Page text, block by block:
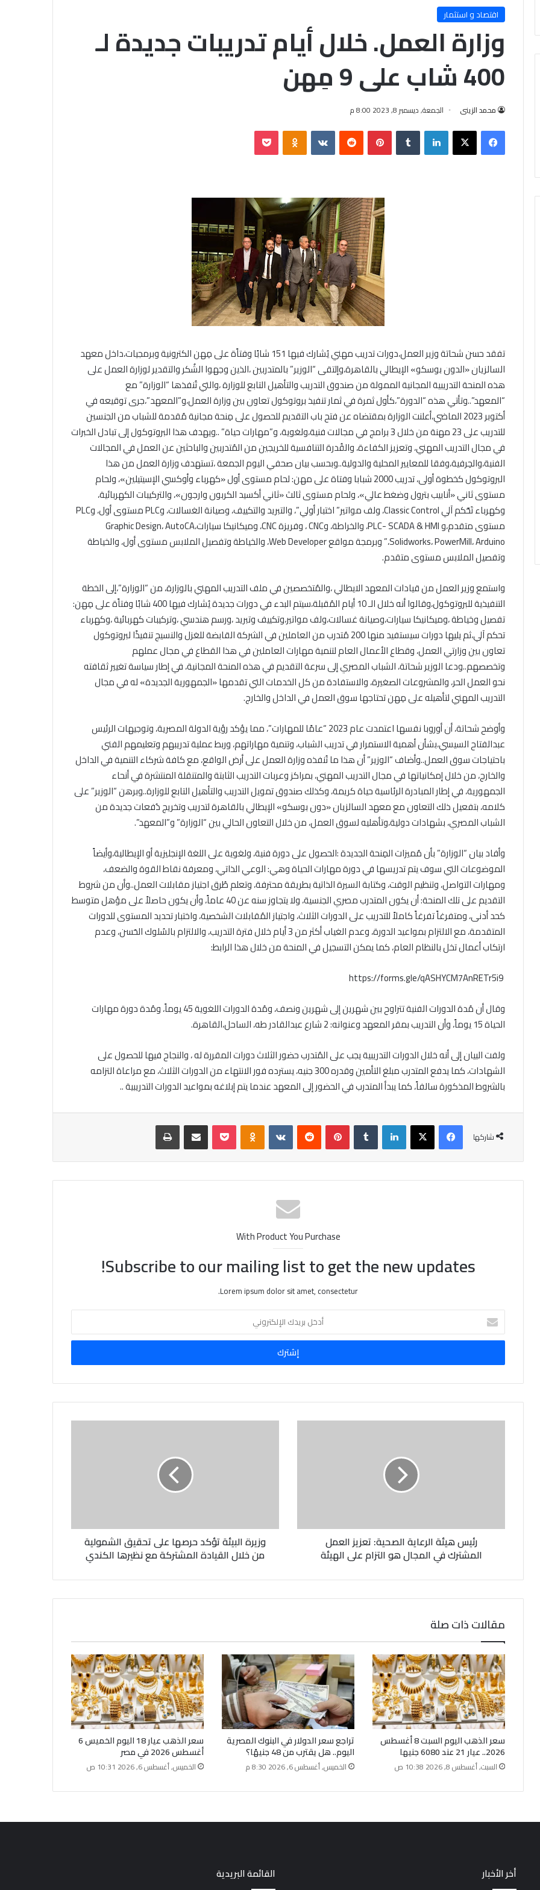
اقتصاد و استثمار
وزارة العمل. خلال أيام تدريبات جديدة لـ
400 شاب على 9 مِهن
محمد الزينى الجمعة, ديسمبر 8, 2023 8:00 م
فيسبوك لينكدإن بينتيريست
تفقد حسن شحاتة وزير العمل،دورات تدريب مهني يُشارك فيها 151 شابًا وفتاًة على مِهن الكترونية وبرمجيات،داخل معهد
السالزيان «الدون بوسكو» الإيطالي بالقاهرة،وإلتقى “الوزير” بالمتدربين ،الذين وجهوا الشُكر والتقدير لوزارة العمل على
هذه المنحة التدريبية المجانية الممولة من صندوق التدريب والتأهيل التابع للوزارة ،والتي تُنفذها “الوزارة” مع
“المعهد”..وتأتي هذه “الدورة”،كأول ثمرة في ثمار تنفيذ بروتوكول تعاون بين وزارة العمل،و”المعهد”،جرى توقيعه في
أكتوبر 2023 الماضي،أعلنت الوزارة بمقتضاه عن فتح باب التقديم للحصول على مِنحة مجانية مُقدمة للشباب من الجنسين
للتدريب على 23 مهنة من خلال 3 برامج في مجالات فنية،ولغوية، و”مهارات حياة” ..ويهدف هذا البروتوكول إلى تبادل الخبرات
في مجال التدريب المهني، وتعزيز الكفاءة، والقُدرة التنافسية للخريجين من المُتدربين والباحثين عن العمل في المجالات
الفنية،والحِرفية،وفقا للمعايير المحلية والدولية..وبحسب بيان صحفي اليوم الجمعة ،تستهدف وزارة العمل من هذا
البروتوكول كخطوة أولى، تدريب 2000 شبابا وفتاة على مهن: لحام مستوى أول «كهرباء وأوكسي الإسيتيلين»، ولحام
مستوى ثاني «أنابيب بترول وضغط عالي»، ولحام مستوى ثالث «ثاني أكسيد الكربون وارجون»، والتركيبات الكهربائية،
وكهرباء تَحّكم آلي Classic Control، ولف مواتير” اختبار أولي”، والتبريد والتكييف، وصيانة الغسالات، وPLC مستوى أول، وPLC
مستوى متقدم،و PLC- SCADA & HMI، والخراطة، وCNC ، وفريزة CNC، وميكانيكا سياراتGraphic Design، AutoCA،
Solidworks، PowerMill، Arduino،” وبرمجة مواقع Web Developer، والخياطة وتفصيل الملابس مستوى أول، والخياطة
وتفصيل الملابس مستوى متقدم.
واستمع وزير العمل من قيادات المعهد الايطالي ،والمُتخصصين في ملف التدريب المهني بالوزارة، من “الوزارة”،إلى الخطة
التنفيذية للبروتوكول،وقالوا أنه خلال الـ 10 أيام المُقبلة،سيتم البدء في دورات جديدة يُشارك فيها 400 شابًا وفتاًة على مِهن:
تفصيل وخياطة ،وميكانيكا سيارات،وصيانة غسالات،ولف مواتير،وتكييف وتبريد ،ورسم هندسي ،وتركيبات كهربائية ،وكهرباء
تحكم آلي،ثم يليها دورات سيستفيد منها 200 مُتدرب من العاملين في الشركة القابضة للغزل والنسيج تنفيذًا لبروتوكول
تعاون بين وزارتي العمل، وقطاع الأعمال العام لتنمية مهارات العاملين في هذا القطاع في مجال عملهم
وتخصصهم..ودعا الوزير شحاتة، الشباب المصري إلى سرعة التقديم في هذه المنحة المجانية، في إطار سياسة تغيير ثقافته
نحو العمل الحر، والمشروعات الصغيرة، والاستفادة من كل الخدمات التي تقدمها «الجمهورية الجديدة» له في مجال
التدريب المهني لتأهيله على مِهن تحتاجها سوق العمل في الداخل والخارج.
وأوضح شحاتة، أن أوروبا نفسها اعتمدت عام 2023 “عامًا للمهارات”، مما يؤكد رؤية الدولة المصرية، وتوجيهات الرئيس
عبدالفتاح السيسي،بشأن أهمية الاستمرار في تدريب الشباب، وتنمية مهاراتهم، وربط عملية تدريبهم وتعليمهم الفني
باحتياجات سوق العمل..وأضاف “الوزير” أن هذا ما تُنفذه وزارة العمل على أرض الواقع، مع كافة شركاء التنمية في الداخل
والخارج، من خلال إمكانياتها في مجال التدريب المهني، بمراكز وعربات التدريب الثابتة والمتنقلة المنتشرة في أنحاء
الجمهورية، في إطار المبادرة الرئاسية حياة كريمة، وكذلك صندوق تمويل التدريب والتأهيل التابع للوزارة..وبرهن “الوزير” على
كلامه، بتفعيل ذلك التعاون مع معهد السالزيان «دون بوسكو» الإيطالي بالقاهرة لتدريب وتخريج دُفعات جديدة من
الشباب المصري، بشهادات دولية،وتأهليه لسوق العمل، من خلال التعاون الحالي بين “الوزارة” و”المعهد”.
وأفاد بيان “الوزارة” بأن مُميزات المِنحة الجديدة :الحصول على دورة فنية، ولغوية على اللغة الإنجليزية أو الإيطالية،وأيضاً
الموضوعات التي سوف يتم تدريسها في دورة مهارات الحياة وهي: الوعي الذاتي، ومعرفة نقاط القوة والضعف،
ومهارات التواصل، وتنظيم الوقت، وكتابة السيرة الذاتية بطريقة محترفة، وتعلم طُرق اجتياز مقابلات العمل..وأن من شروط
التقديم على تلك المنحة: أن يكون المتدرب مصري الجنسية، ولا يتجاوز سنه عن 40 عاماً، وأن يكون حاصلاً على مؤهل متوسط
كحد أدنى، ومتفرغاً تفرغاً كاملاً للتدريب على الدورات الثلاث، واجتياز المُقابلات الشخصية، واختبار تحديد المستوى للدورات
المتقدمة، مع الالتزام بمواعيد الدورة، وعدم الغياب أكثر من 3 أيام خلال فترة التدريب، والالتزام بالسُلوك الحَسن، وعدم
ارتكاب أعمال تخل بالنظام العام، كما يمكن التسجيل في المنحة من خلال هذا الرابط:
وقال أن مُدة الدورات الفنية تتراوح بين شهرين إلى شهرين ونصف، ومُدة الدورات اللغوية 45 يوماً، ومُدة دورة مهارات
الحياة 15 يوماً، وأن التدريب بمقر المعهد وعنوانه: 2 شارع عبدالقادر طه، الساحل،القاهرة.
ولفت البيان إلى أنه خلال الدورات التدريبية يجب على المُتدرب حضور الثلاث دورات المقررة له ، والنجاح فيها للحصول على
الشهادات، كما يدفع المتدرب مبلغ التأمين وقدره 300 جنيه، يسترده فور الانتهاء من الدورات الثلاث، مع مراعاة التزامه
بالشروط المذكورة سالفاً، كما يبدأ المتدرب في الحضور إلى المعهد عندما يتم إبلاغه بمواعيد الدورات التدريبية ..
شاركها
فيسبوك لينكدإن بينتيريست بوكيت
With Product You Purchase
Subscribe to our mailing list to get the new updates!
Lorem ipsum dolor sit amet, consectetur.
خ
ب
د
ن
رئيس هيئة الرعاية الصحية: تعزيز العمل
المشترك في المجال هو التزام على الهيئة
وزيرة البيئة تؤكد حرصها على تحقيق الشمولية
من خلال القيادة المشتركة مع نظيرها الكندي
مقالات ذات صلة
سعر الذهب اليوم السبت 8 أغسطس
2026.. عيار 21 عند 6080 جنيها
السبت, أغسطس 8, 2026 10:38 ص
تراجع سعر الدولار في البنوك المصرية
اليوم.. هل يقترب من 48 جنيهًا؟
الخميس, أغسطس 6, 2026 8:30 م
سعر الذهب عيار 18 اليوم الخميس 6
أغسطس 2026 في مصر
الخميس, أغسطس 6, 2026 10:31 ص
أخر الأخبار القائمة البريدية